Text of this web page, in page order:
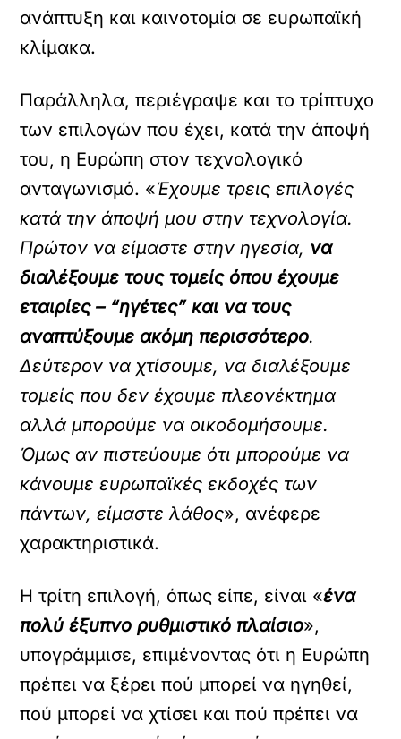
ανάπτυξη και καινοτομία σε ευρωπαϊκή
κλίμακα.
Παράλληλα, περιέγραψε και το τρίπτυχο
των επιλογών που έχει, κατά την άποψή
του, η Ευρώπη στον τεχνολογικό
ανταγωνισμό. «Έχουμε τρεις επιλογές
κατά την άποψή μου στην τεχνολογία.
Πρώτον να είμαστε στην ηγεσία, να
διαλέξουμε τους τομείς όπου έχουμε
εταιρίες – “ηγέτες” και να τους
αναπτύξουμε ακόμη περισσότερο.
Δεύτερον να χτίσουμε, να διαλέξουμε
τομείς που δεν έχουμε πλεονέκτημα
αλλά μπορούμε να οικοδομήσουμε.
Όμως αν πιστεύουμε ότι μπορούμε να
κάνουμε ευρωπαϊκές εκδοχές των
πάντων, είμαστε λάθος», ανέφερε
χαρακτηριστικά.
Η τρίτη επιλογή, όπως είπε, είναι «ένα
πολύ έξυπνο ρυθμιστικό πλαίσιο»,
υπογράμμισε, επιμένοντας ότι η Ευρώπη
πρέπει να ξέρει πού μπορεί να ηγηθεί,
πού μπορεί να χτίσει και πού πρέπει να